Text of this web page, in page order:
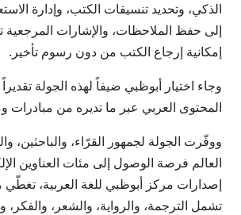
الذكي، وتحديد تنسيقات الكتب، وإدارة
إلى حفظ الملاحظات، والإشارات المرجعية
إمكانية إرجاع الكتب من دون رسوم تأخير.
وجاء اختيار أبوظبي ضيفاً لهذه الجولة
المحتوى العربي عبر ما تديره من مبادرات
ووفّرت الجولة لجمهور القرّاء، والباحثين،
العالم فرصة الوصول إلى مئات العناوين
إصدارات مركز أبوظبي للغة العربية، تغطّي
تشمل الترجمة، والرواية، والشعر، والفكر،